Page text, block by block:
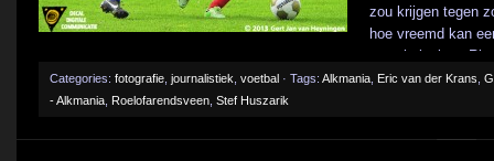
zou krijgen tegen
hoe vreemd kan
was thuisploeg
Categories: fotografie journalistiek voetbal · Tags: Alkmania Eric van der Krans
- Alkmania Roelofarendsveen Stef Huszarik